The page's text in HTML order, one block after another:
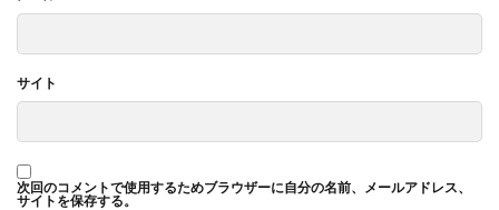
サイト
次回のコメントで使用するためブラウザーに自分の名前、メールアドレス、
サイトを保存する。